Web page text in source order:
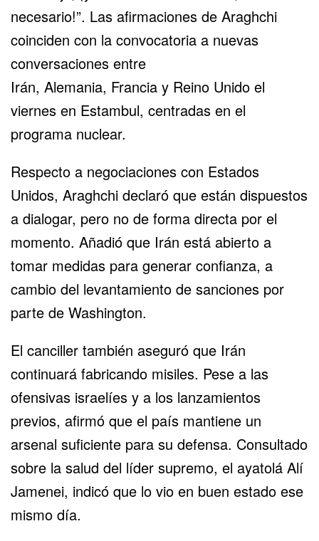
necesario!”. Las afirmaciones de Araghchi
coinciden con la convocatoria a nuevas
conversaciones entre
Irán, Alemania, Francia y Reino Unido el
viernes en Estambul, centradas en el
programa nuclear.
Respecto a negociaciones con Estados
Unidos, Araghchi declaró que están dispuestos
a dialogar, pero no de forma directa por el
momento. Añadió que Irán está abierto a
tomar medidas para generar confianza, a
cambio del levantamiento de sanciones por
parte de Washington.
El canciller también aseguró que Irán
continuará fabricando misiles. Pese a las
ofensivas israelíes y a los lanzamientos
previos, afirmó que el país mantiene un
arsenal suficiente para su defensa. Consultado
sobre la salud del líder supremo, el ayatolá Alí
Jamenei, indicó que lo vio en buen estado ese
mismo día.